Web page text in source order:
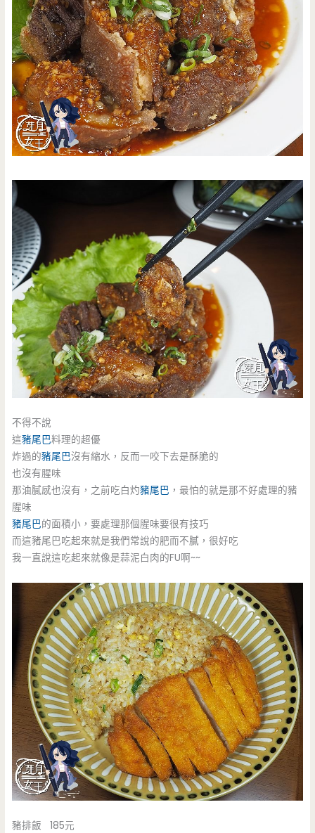
不得不說
這豬尾巴料理的超優
炸過的豬尾巴沒有縮水，反而一咬下去是酥脆的
也沒有腥味
那油膩感也沒有，之前吃白灼豬尾巴 ，最怕的就是那不好處理的豬
腥味
豬尾巴的面積小，要處理那個腥味要很有技巧
而這豬尾巴吃起來就是我們常說的肥而不膩，很好吃
我一直說這吃起來就像是蒜泥白肉的FU啊~~
豬排飯 185元